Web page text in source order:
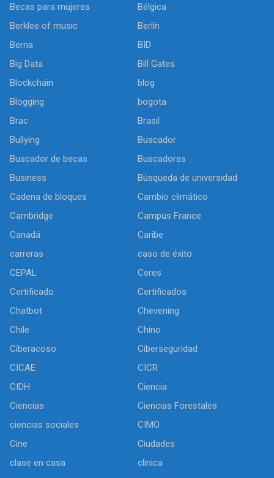
Becas para mujeres
Bélgica
Berklee of music
Berlín
Berna
BID
Big Data
Bill Gates
Blockchain
blog
Blogging
bogota
Brac
Brasil
Bullying
Buscador
Buscador de becas
Buscadores
Business
Búsqueda de universidad
Cadena de bloques
Cambio climático
Cambridge
Campus France
Canadá
Caribe
carreras
caso de éxito
CEPAL
Ceres
Certificado
Certificados
Chatbot
Chevening
Chile
Chino
Ciberacoso
Ciberseguridad
CICAE
CICR
CIDH
Ciencia
Ciencias
Ciencias Forestales
ciencias sociales
CIMO
Cine
Ciudades
clase en casa
clinica